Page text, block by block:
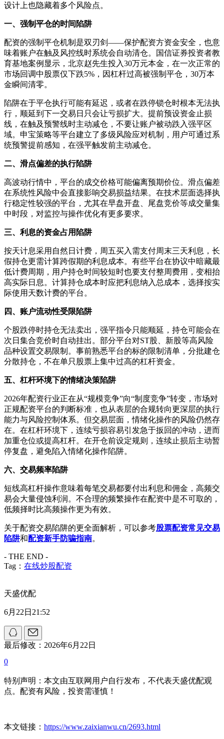
设计上也隐藏着多个风险点。
一、强制平仓的时间陷阱
配资的强制平仓机制是双刃剑——保护配资方资金安全，也意
味着账户在触及风控线时系统会自动清仓。国信证券投资者教
育基地案例显示，北京赵先生投入30万元本金，在一次正常的
市场回调中股票仅下跌5%，因杠杆过高被强制平仓，30万本
金瞬间清零。
陷阱在于平仓执行可能有延迟，或者在跌停锁仓时根本无法执
行，顺延到下一交易日只会让亏损扩大。提前预设资金止损
线，在触及预警线时主动减仓，不要让账户被动跌入强平区
域。申宝策略等平台建立了多级风险应对机制，用户可通过系
统预警提前感知，在强平触发前主动减仓。
二、滑点偏差的执行陷阱
高波动行情中，平台的成交价格可能偏离预期价位。滑点偏差
在系统性风险中会直接影响交易损益结果。在技术层面选择执
行稳定性较强的平台，尤其在早盘开盘、尾盘竞价等成交量集
中时段，对监控与操作优化有更多要求。
三、利息的资金占用陷阱
按天计息采用自然日计费，周五买入需支付周末三天利息，长
假持仓更需计算跨假期的利息成本。有些平台在协议中暗藏最
低计费周期，用户持仓时间较短时也要支付整周费用，变相抬
高实际日息。计算持仓成本时应把利息纳入总成本，选择按实
际使用天数计费的平台。
四、账户流动性受限陷阱
个股跌停时持仓无法卖出，强平指令只能顺延，持仓可能会在
次日集合竞价时自动挂出。部分平台对ST股、新股等高风险
品种设置交易限制。事前熟悉平台的标的限制清单，分批建仓
分散持仓，不在单只股票上集中过高的杠杆资金。
五、杠杆环境下的情绪决策陷阱
2026年配资行业正在从“规模竞争”向“制度竞争”转变，市场对
正规配资平台的判断标准，也从表层的合规转向更深层的执行
能力与风险控制体系。但交易层面，情绪化操作的风险仍然存
在。在杠杆环境下，连续亏损容易引发急于扳回的冲动，进而
加重仓位或提高杠杆。在开仓前设定规则，连续止损后主动暂
停复盘，避免陷入情绪化操作陷阱。
六、交易频率陷阱
短线高杠杆操作意味着每笔交易都要付出利息和佣金，高频交
易会大量侵蚀利润。不合理的频繁操作在配资中是不可取的，
低频择时比高频操作更为有效。
关于配资交易陷阱的更全面解析，可以参考股票配资常见交易
陷阱和配资新手防骗指南。
- THE END -
Tag： 在线炒股配资
天盛优配
6月22日21:52
最后修改：2026年6月22日
0
特别声明：本文由互联网用户自行发布，不代表天盛优配观
点。配资有风险，投资需谨慎！
本文链接： https://www.zaixianwu.cn/2693.html